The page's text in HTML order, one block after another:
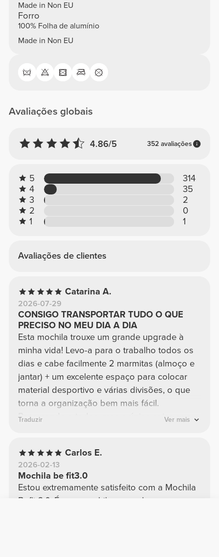
Made in Non EU
Forro
100% Folha de alumínio
Made in Non EU
Avaliações globais
4.86/5 352 avaliações
5
314
4
35
3
2
2
0
1
1
Avaliações de clientes
Catarina A.
2026-07-29
CONSIGO TRANSPORTAR TUDO O QUE
PRECISO NO MEU DIA A DIA
Esta mochila trouxe um grande upgrade à
minha vida! Levo-a para o trabalho todos os
dias e cabe facilmente 2 marmitas (almoço e
jantar) + um excelente espaço para colocar
material desportivo e várias divisões, o que
torna a organização bem mais fácil.
Recomendo a todos, mas a única coisa que
talvez seja por colocar as marmitas no fundo
da mochila e não no compartimento superior.
De resto, impecável!
Traduzir Ver mais
Carlos E.
2026-02-13
Mochila be fit3.0
Estou extremamente satisfeito com a Mochila
Befit 3.0. É uma mochila pensada mesmo